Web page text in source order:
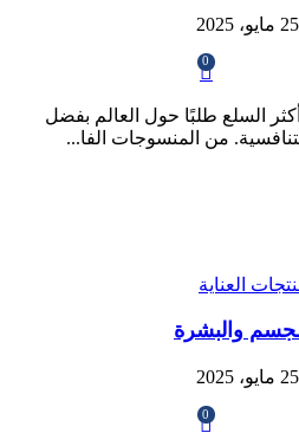
25 مايو، 2025
0
السلع طلبًا حول العالم بفضل
من المنسوجات الفا...
العناية
والبشرة
25 مايو، 2025
0